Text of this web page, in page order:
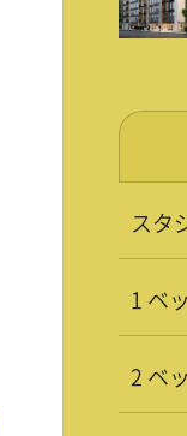
スタ
1 ベ
2 ベ